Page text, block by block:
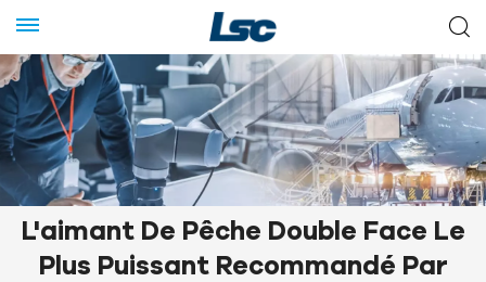
L'aimant De Pêche Double Face Le
Plus Puissant Recommandé Par